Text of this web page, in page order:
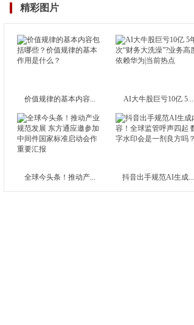
精彩图片
价值规律的基本内容... AI大牛股巨亏10亿 5...
全球今头条！推动产... 抖音出手规范AI生成...